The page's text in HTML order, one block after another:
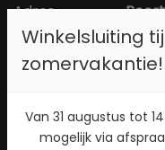
Adres
Postcode
Plaats
Winkelsluiting
zomervakantie!
Van 31 augustus tot
mogelijk via